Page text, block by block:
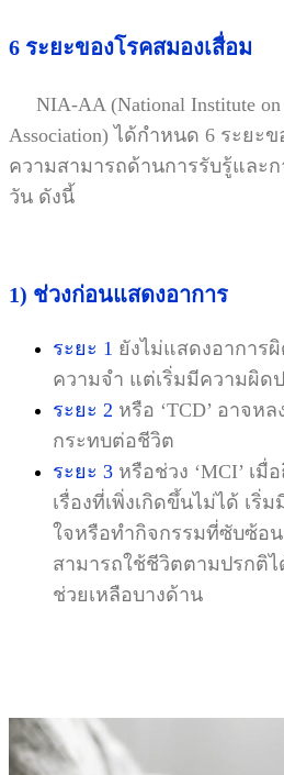
6 ระยะของโรคสมองเสื่อม
NIA-AA (National Institute on
Association) ได้กำหนด 6 ระยะ
ความสามารถด้านการรับรู้และ
วัน ดังนี้
1) ช่วงก่อนแสดงอาการ
ระยะ 1 ยังไม่แสดงอาการ
ความจำ แต่เริ่มมีความผิด
ระยะ 2 หรือ ‘TCD’ อาจห
กระทบต่อชีวิต
ระยะ 3 หรือช่วง ‘MCI’ เ
เรื่องที่เพิ่งเกิดขึ้นไม่ได้ เริ่
ใจหรือทำกิจกรรมที่ซับซ้อ
สามารถใช้ชีวิตตามปรกติ
ช่วยเหลือบางด้าน